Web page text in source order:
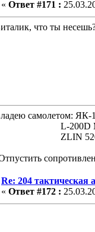
« Ответ #171 :
что ты
самолетом:
200D
526
Re: 204 тактическая
« Ответ #172 :